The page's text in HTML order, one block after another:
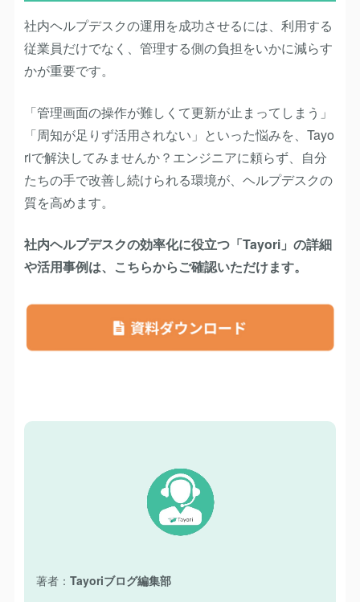
社内ヘルプデスクの運用を成功させるには、利用する
従業員だけでなく、管理する側の負担をいかに減らす
かが重要です。
「管理画面の操作が難しくて更新が止まってしまう」
「周知が足りず活用されない」といった悩みを、Tayo
riで解決してみませんか？エンジニアに頼らず、自分
たちの手で改善し続けられる環境が、ヘルプデスクの
質を高めます。
社内ヘルプデスクの効率化に役立つ「Tayori」の詳細
や活用事例は、こちらからご確認いただけます。
著者： Tayoriブログ編集部